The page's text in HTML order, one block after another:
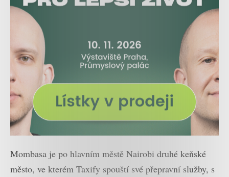
Mombasa je po hlavním městě Nairobi druhé keňské
město, ve kterém Taxify spouští své přepravní služby, s